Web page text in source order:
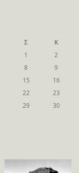
Σ
Κ
1
2
8
9
15
16
22
23
29
30